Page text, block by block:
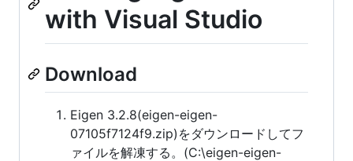
with Visual Studio
Download
Eigen 3.2.8(eigen-eigen-
07105f7124f9.zip)をダウンロードしてフ
ァイルを解凍する。(C:\eigen-eigen-